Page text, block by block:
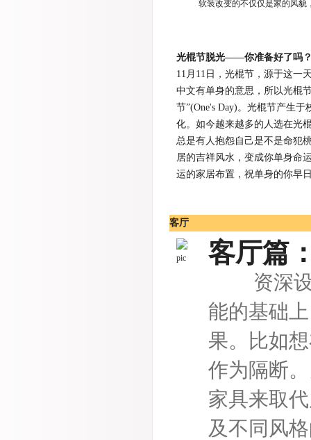
软装改变的不仅仅是家的风貌
光棍节脱光——你准备好了吗
11月11日，光棍节，源于这一
中文有单身的意思，所以光棍
节”(One's Day)。光棍节产生
化。如今越来越多的人选在光
总是有人抱怨自己是不是命犯
居的吉祥风水，变成你单身命
运的家居布置，祝单身的你早
客厅
客厅篇
资深设计
能的基础
果。比如
作为隔断
家具来取
及不同风